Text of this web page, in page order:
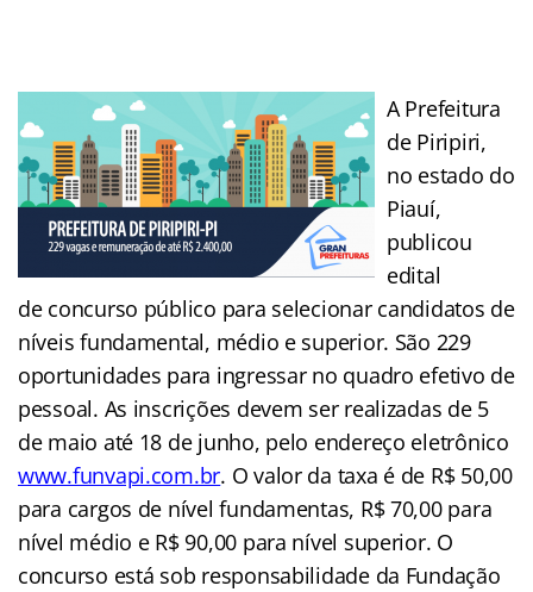
A Prefeitura
de Piripiri,
no estado do
Piauí,
publicou
edital
de concurso público para selecionar candidatos de
níveis fundamental, médio e superior. São 229
oportunidades para ingressar no quadro efetivo de
pessoal. As inscrições devem ser realizadas de 5
de maio até 18 de junho, pelo endereço eletrônico
www.funvapi.com.br. O valor da taxa é de R$ 50,00
para cargos de nível fundamentas, R$ 70,00 para
nível médio e R$ 90,00 para nível superior. O
concurso está sob responsabilidade da Fundação